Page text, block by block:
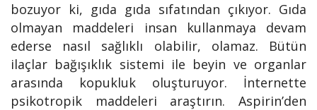
bozuyor ki, gıda gıda sıfatından çıkıyor. Gıda
olmayan maddeleri insan kullanmaya devam
ederse nasıl sağlıklı olabilir, olamaz. Bütün
ilaçlar bağışıklık sistemi ile beyin ve organlar
arasında kopukluk oluşturuyor. İnternette
psikotropik maddeleri araştırın. Aspirin’den